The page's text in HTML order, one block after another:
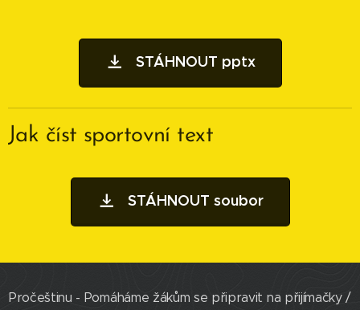
STÁHNOUT pptx
Jak číst sportovní text
STÁHNOUT soubor
Pročeštinu - Pomáháme žákům se připravit na přijímačky /